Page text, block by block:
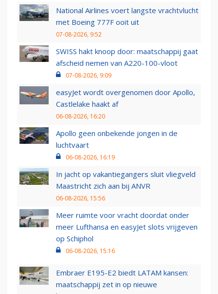
National Airlines voert langste vrachtvlucht
met Boeing 777F ooit uit
07-08-2026, 9:52
SWISS hakt knoop door: maatschappij gaat
afscheid nemen van A220-100-vloot
07-08-2026, 9:09
easyJet wordt overgenomen door Apollo,
Castlelake haakt af
06-08-2026, 16:20
Apollo geen onbekende jongen in de
luchtvaart
06-08-2026, 16:19
In jacht op vakantiegangers sluit vliegveld
Maastricht zich aan bij ANVR
06-08-2026, 15:56
Meer ruimte voor vracht doordat onder
meer Lufthansa en easyJet slots vrijgeven
op Schiphol
06-08-2026, 15:16
Embraer E195-E2 biedt LATAM kansen:
maatschappij zet in op nieuwe